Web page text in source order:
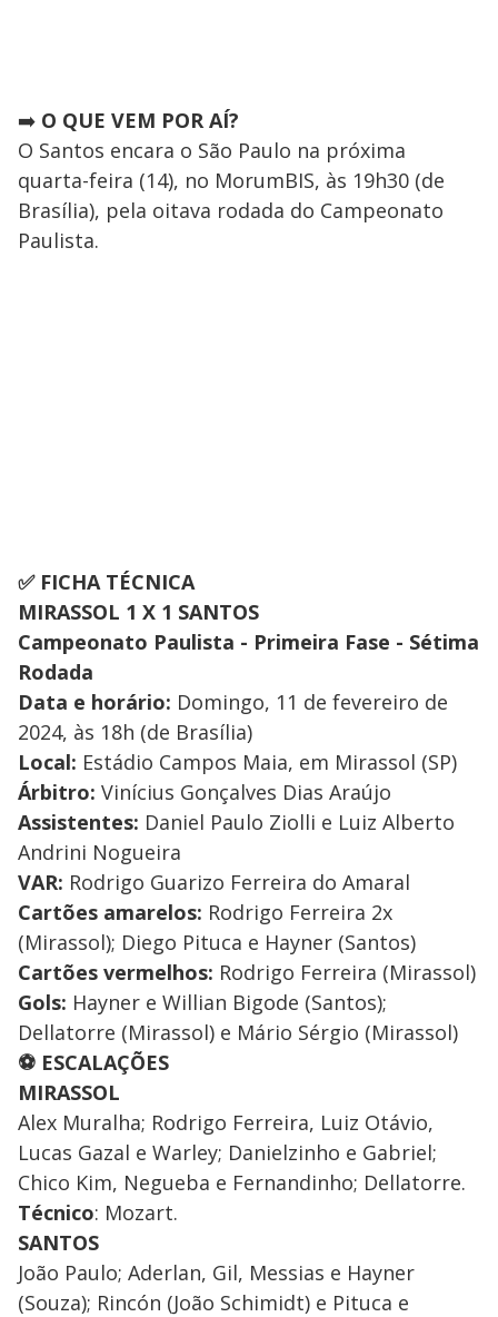
➡️ O QUE VEM POR AÍ?
O Santos encara o São Paulo na próxima
quarta-feira (14), no MorumBIS, às 19h30 (de
Brasília), pela oitava rodada do Campeonato
Paulista.
✅ FICHA TÉCNICA
MIRASSOL 1 X 1 SANTOS
Campeonato Paulista - Primeira Fase - Sétima
Rodada
Data e horário: Domingo, 11 de fevereiro de
2024, às 18h (de Brasília)
Local: Estádio Campos Maia, em Mirassol (SP)
Árbitro: Vinícius Gonçalves Dias Araújo
Assistentes: Daniel Paulo Ziolli e Luiz Alberto
Andrini Nogueira
VAR: Rodrigo Guarizo Ferreira do Amaral
Cartões amarelos: Rodrigo Ferreira 2x
(Mirassol); Diego Pituca e Hayner (Santos)
Cartões vermelhos: Rodrigo Ferreira (Mirassol)
Gols: Hayner e Willian Bigode (Santos);
Dellatorre (Mirassol) e Mário Sérgio (Mirassol)
⚽ ESCALAÇÕES
MIRASSOL
Alex Muralha; Rodrigo Ferreira, Luiz Otávio,
Lucas Gazal e Warley; Danielzinho e Gabriel;
Chico Kim, Negueba e Fernandinho; Dellatorre.
Técnico: Mozart.
SANTOS
João Paulo; Aderlan, Gil, Messias e Hayner
(Souza); Rincón (João Schimidt) e Pituca e